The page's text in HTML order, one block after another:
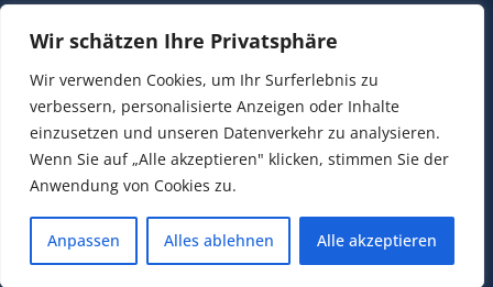
Wir schätzen Ihre Privatsphäre
Wir verwenden Cookies, um Ihr Surferlebnis zu
verbessern, personalisierte Anzeigen oder Inhalte
einzusetzen und unseren Datenverkehr zu analysieren.
Wenn Sie auf „Alle akzeptieren" klicken, stimmen Sie der
Anwendung von Cookies zu.
Anpassen Alles ablehnen Alle akzeptieren
Kontakt
Datenschutzerklärung
Impressum